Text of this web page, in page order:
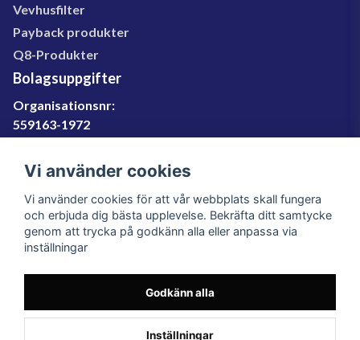
Vevhusfilter
Payback produkter
Q8-Produkter
Bolagsuppgifter
Organisationsnr:
559163-1972
SE559163197201
060-566 800
info@filter.se
Organisationsnummer: 559163-1972
© 2023 Filter.se, All rights reserved.
Vi använder cookies
Vi använder cookies för att vår webbplats skall fungera
och erbjuda dig bästa upplevelse. Bekräfta ditt samtycke
genom att trycka på godkänn alla eller anpassa via
inställningar
Godkänn alla
Inställningar